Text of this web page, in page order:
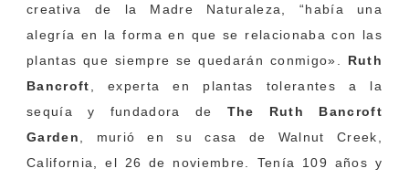
creativa de la Madre Naturaleza, “había una
alegría en la forma en que se relacionaba con las
plantas que siempre se quedarán conmigo». Ruth
Bancroft
, experta en plantas tolerantes a la
sequía y fundadora de The Ruth Bancroft
Garden
, murió en su casa de Walnut Creek,
California, el 26 de noviembre. Tenía 109 años y